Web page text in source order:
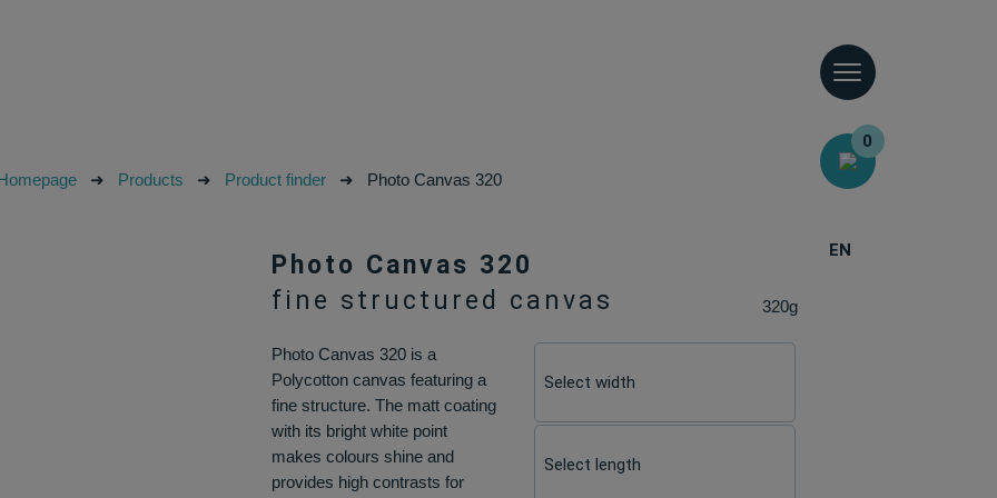
0
EN
➜ Products ➜ Product finder ➜ Photo Canvas 320
Photo Canvas 320
fine structured canvas
320g
Photo Canvas 320 is a
Polycotton canvas featuring a
fine structure. The matt coating
with its bright white point
makes colours shine and
provides high contrasts for